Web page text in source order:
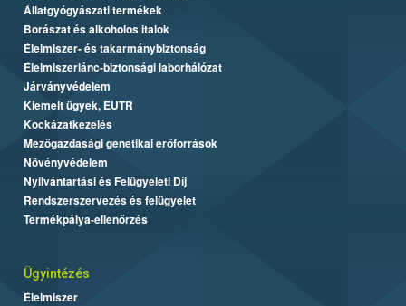
Állatgyógyászati termékek
Borászat és alkoholos italok
Élelmiszer- és takarmánybiztonság
Élelmiszerlánc-biztonsági laborhálózat
Járványvédelem
Kiemelt ügyek, EUTR
Kockázatkezelés
Mezőgazdasági genetikai erőforrások
Növényvédelem
Nyilvántartási és Felügyeleti Díj
Rendszerszervezés és felügyelet
Termékpálya-ellenőrzés
Ügyintézés
Élelmiszer